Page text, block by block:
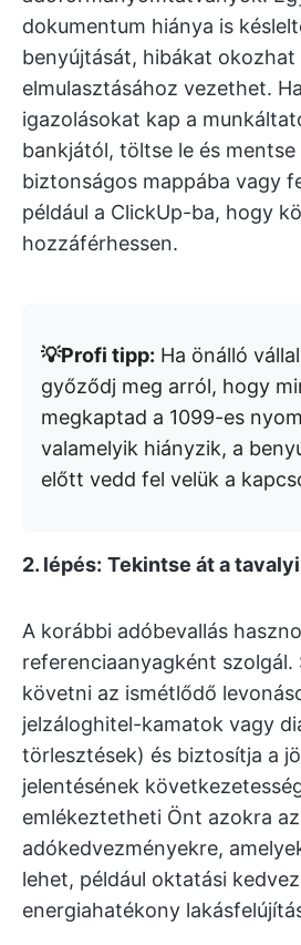
dokumentum hiánya is
benyújtását, hibákat okozhat
elmulasztásához vezethet.
igazolásokat kap a
bankjától, töltse le és
biztonságos mappába vagy
például a ClickUp-ba, hogy
hozzáférhessen.
💡Profi tipp: Ha önálló
győződj meg arról, hogy
megkaptad a 1099-es
valamelyik hiányzik, a
előtt vedd fel velük a
2. lépés: Tekintse át a
A korábbi adóbevallás
referenciaanyagként szolgál.
követni az ismétlődő
jelzáloghitel-kamatok vagy
törlesztések) és biztosítja a
jelentésének
emlékeztetheti Önt azokra az
adókedvezményekre,
lehet, például oktatási
energiahatékony